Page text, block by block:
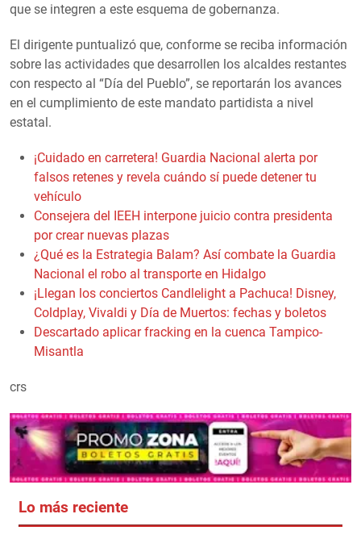
que se integren a este esquema de gobernanza.
El dirigente puntualizó que, conforme se reciba información
sobre las actividades que desarrollen los alcaldes restantes
con respecto al “Día del Pueblo”, se reportarán los avances
en el cumplimiento de este mandato partidista a nivel
estatal.
¡Cuidado en carretera! Guardia Nacional alerta por
falsos retenes y revela cuándo sí puede detener tu
vehículo
Consejera del IEEH interpone juicio contra presidenta
por crear nuevas plazas
¿Qué es la Estrategia Balam? Así combate la Guardia
Nacional el robo al transporte en Hidalgo
¡Llegan los conciertos Candlelight a Pachuca! Disney,
Coldplay, Vivaldi y Día de Muertos: fechas y boletos
Descartado aplicar fracking en la cuenca Tampico-
Misantla
crs
Lo más reciente